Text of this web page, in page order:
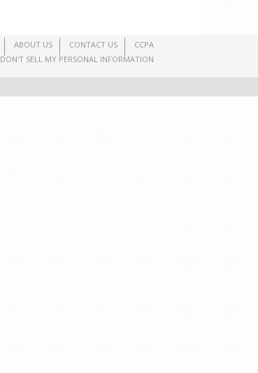
ABOUT US CONTACT US
CCPA
DON'T SELL MY PERSONAL INFORMATION